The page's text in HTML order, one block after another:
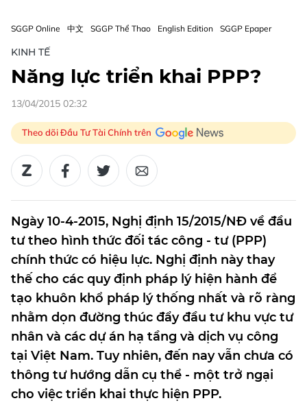
SGGP Online 中文 SGGP Thể Thao English Edition SGGP Epaper
KINH TẾ
Năng lực triển khai PPP?
13/04/2015 02:32
Theo dõi Đầu Tư Tài Chính trên
Ngày 10-4-2015, Nghị định 15/2015/NĐ về đầu
tư theo hình thức đối tác công - tư (PPP)
chính thức có hiệu lực. Nghị định này thay
thế cho các quy định pháp lý hiện hành để
tạo khuôn khổ pháp lý thống nhất và rõ ràng
nhằm dọn đường thúc đẩy đầu tư khu vực tư
nhân và các dự án hạ tầng và dịch vụ công
tại Việt Nam. Tuy nhiên, đến nay vẫn chưa có
thông tư hướng dẫn cụ thể - một trở ngại
cho việc triển khai thực hiện PPP.